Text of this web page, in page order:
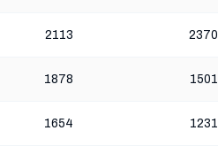
2113 2370
1878 1501
1654 1231